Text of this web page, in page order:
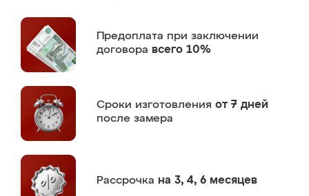
Предоплата при заключении
договора всего 10%
Сроки изготовления от 7 дней
после замера
Рассрочка на 3, 4, 6 месяцев